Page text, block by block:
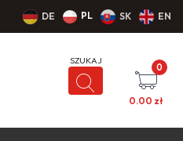
DE PL SK EN
0
0.00 zł